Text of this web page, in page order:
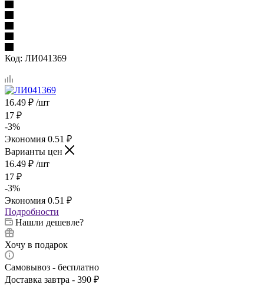
Код: ЛИ041369
16.49 ₽ /шт
17 ₽
-3%
Экономия 0.51 ₽
Варианты цен
16.49 ₽ /шт
17 ₽
-3%
Экономия 0.51 ₽
Подробности
Нашли дешевле?
Хочу в подарок
Самовывоз - бесплатно
Доставка завтра - 390 ₽